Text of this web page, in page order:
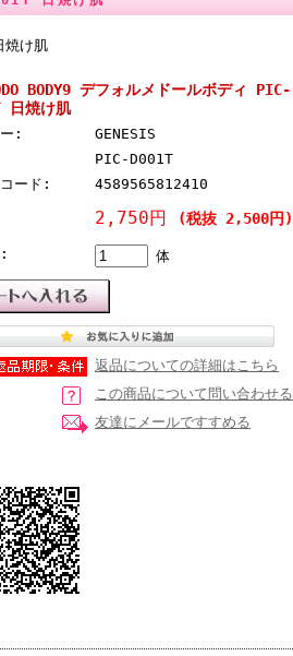
焼け肌
BODY9 デフォルメドールボディ PIC-
日焼け肌
:
GENESIS
PIC-D001T
ード:
4589565812410
2,750円 (税抜 2,500円)
体
返品についての詳細はこちら
この商品について問い合わせる
友達にメールですすめる